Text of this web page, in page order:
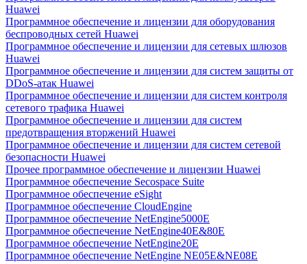
Huawei
Программное обеспечение и лицензии для оборудования
беспроводных сетей Huawei
Программное обеспечение и лицензии для сетевых шлюзов
Huawei
Программное обеспечение и лицензии для систем защиты от
DDoS-атак Huawei
Программное обеспечение и лицензии для систем контроля
сетевого трафика Huawei
Программное обеспечение и лицензии для систем
предотвращения вторжений Huawei
Программное обеспечение и лицензии для систем сетевой
безопасности Huawei
Прочее программное обеспечение и лицензии Huawei
Программное обеспечение Secospace Suite
Программное обеспечение eSight
Программное обеспечение CloudEngine
Программное обеспечение NetEngine5000E
Программное обеспечение NetEngine40E&80E
Программное обеспечение NetEngine20E
Программное обеспечение NetEngine NE05E&NE08E